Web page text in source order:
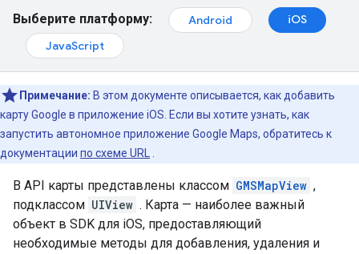
Выберите платформу: Android
iOS
JavaScript
Примечание: В этом документе описывается, как добавить
карту Google в приложение iOS. Если вы хотите узнать, как
запустить автономное приложение Google Maps, обратитесь к
документации по схеме URL
В API карты представлены классом GMSMapView ,
подклассом UIView . Карта — наиболее важный
объект в SDK для iOS, предоставляющий
необходимые методы для добавления, удаления и